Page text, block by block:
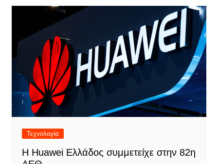
Τεχνολογία
Η Huawei Ελλάδος συμμετείχε στην 82η